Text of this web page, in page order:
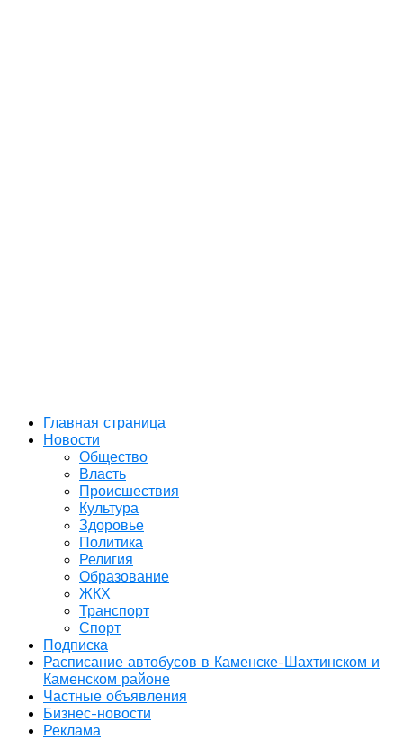
Главная страница
Новости
Общество
Власть
Происшествия
Культура
Здоровье
Политика
Религия
Образование
ЖКХ
Транспорт
Спорт
Подписка
Расписание автобусов в Каменске-Шахтинском и
Каменском районе
Частные объявления
Бизнес-новости
Реклама